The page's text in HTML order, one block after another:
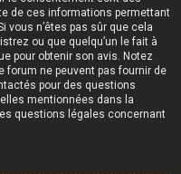
de ces informations permettant
vous n’êtes pas sûr que cela
ou que quelqu’un le fait à
pour obtenir son avis. Notez
forum ne peuvent pas fournir de
pour des questions
mentionnées dans la
questions légales concernant